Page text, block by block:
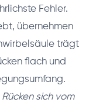
Fehler.
übernehmen
trägt
flach und
sich vom